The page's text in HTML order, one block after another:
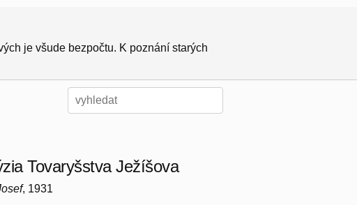
je všude bezpočtu. K poznání starých
Tovaryšstva Ježíšova
, 1931